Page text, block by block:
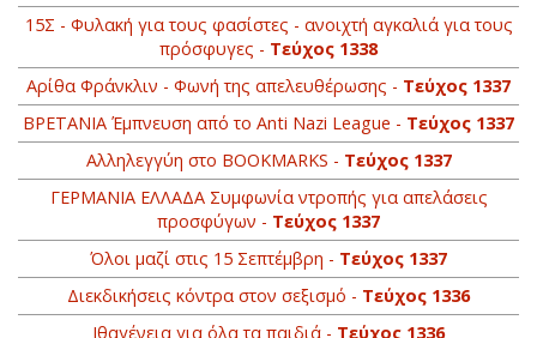
15Σ - Φυλακή για τους φασίστες - ανοιχτή αγκαλιά για τους
πρόσφυγες - Τεύχος 1338
Αρίθα Φράνκλιν - Φωνή της απελευθέρωσης - Τεύχος 1337
BΡETANIA Έμπνευση από το Anti Nazi League - Τεύχος 1337
Αλληλεγγύη στο ΒOOKMARKS - Τεύχος 1337
ΓΕΡΜΑΝΙΑ ΕΛΛΑΔΑ Συμφωνία ντροπής για απελάσεις
προσφύγων - Τεύχος 1337
Όλοι μαζί στις 15 Σεπτέμβρη - Τεύχος 1337
Διεκδικήσεις κόντρα στον σεξισμό - Τεύχος 1336
Ιθαγένεια για όλα τα παιδιά - Τεύχος 1336